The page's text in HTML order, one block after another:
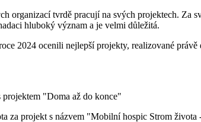
organizací tvrdě pracují na svých projektech. Za
hluboký význam a je velmi důležitá.
2024 ocenili nejlepší projekty, realizované
"Doma až do konce"
za projekt s názvem "Mobilní hospic Strom